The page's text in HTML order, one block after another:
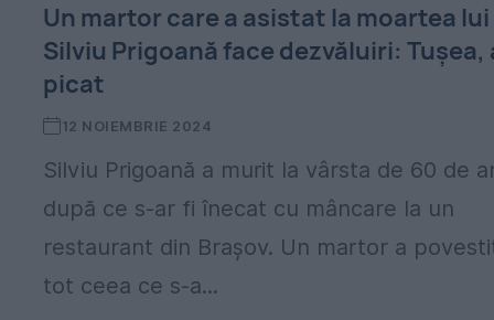
Un martor care a asistat la moartea lui
Silviu Prigoană face dezvăluiri: Tușea,
picat
12 NOIEMBRIE 2024
Silviu Prigoană a murit la vârsta de 60 de
după ce s-ar fi înecat cu mâncare la un
restaurant din Brașov. Un martor a
tot ceea ce s-a...